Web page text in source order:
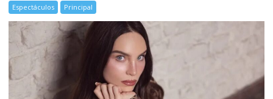
Espectáculos Principal